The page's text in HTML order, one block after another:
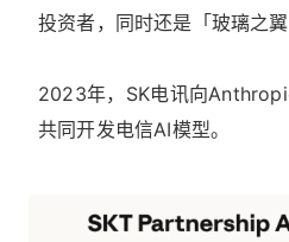
投资者，同时还是「玻璃之
2023年，SK电讯向
共同开发电信AI模型。